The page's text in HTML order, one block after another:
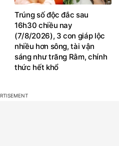
Trúng số độc đắc sau
16h30 chiều nay
(7/8/2026), 3 con giáp lộc
nhiều hơn sông, tài vận
sáng như trăng Rằm, chính
thức hết khổ